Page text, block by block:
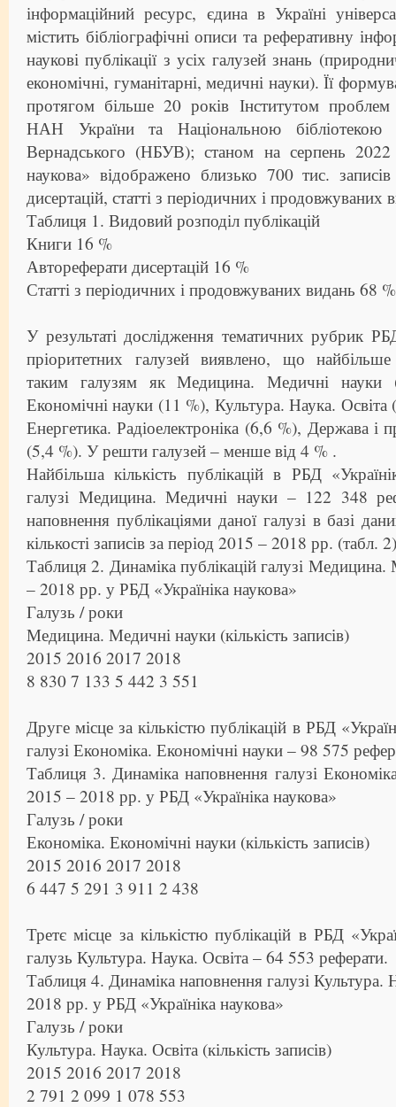
інформаційний ресурс, єдина в Україні
містить бібліографічні описи та реферативну
наукові публікації з усіх галузей знань
економічні, гуманітарні, медичні науки). Її
протягом більше 20 років Інститутом проблем
НАН України та Національною
Вернадського (НБУВ); станом на серпень
наукова» відображено близько 700 тис.
дисертацій, статті з періодичних і продовжуваних
Таблиця 1. Видовий розподіл публікацій
Книги 16 %
Автореферати дисертацій 16 %
Статті з періодичних і продовжуваних видань 68 %
У результаті дослідження тематичних рубрик
пріоритетних галузей виявлено, що найбільше
таким галузям як Медицина. Медичні науки
Економічні науки (11 %), Культура. Наука.
Енергетика. Радіоелектроніка (6,6 %), Держава і
(5,4 %). У решти галузей – менше від 4 % .
Найбільша кількість публікацій в РБД
галузі Медицина. Медичні науки – 122 348
наповнення публікаціями даної галузі в базі
кількості записів за період 2015 – 2018 рр. (табл.
Таблиця 2. Динаміка публікацій галузі
– 2018 рр. у РБД «Україніка наукова»
Галузь / роки
Медицина. Медичні науки (кількість записів)
2015 2016 2017 2018
8 830 7 133 5 442 3 551
Друге місце за кількістю публікацій в РБД
галузі Економіка. Економічні науки – 98 575
Таблиця 3. Динаміка наповнення галузі
2015 – 2018 рр. у РБД «Україніка наукова»
Галузь / роки
Економіка. Економічні науки (кількість записів)
2015 2016 2017 2018
6 447 5 291 3 911 2 438
Третє місце за кількістю публікацій в РБД
галузь Культура. Наука. Освіта – 64 553 реферати.
Таблиця 4. Динаміка наповнення галузі Культура.
2018 рр. у РБД «Україніка наукова»
Галузь / роки
Культура. Наука. Освіта (кількість записів)
2015 2016 2017 2018
2 791 2 099 1 078 553